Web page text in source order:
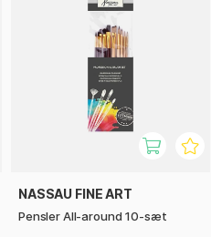
NASSAU FINE ART
Pensler All-around 10-sæt